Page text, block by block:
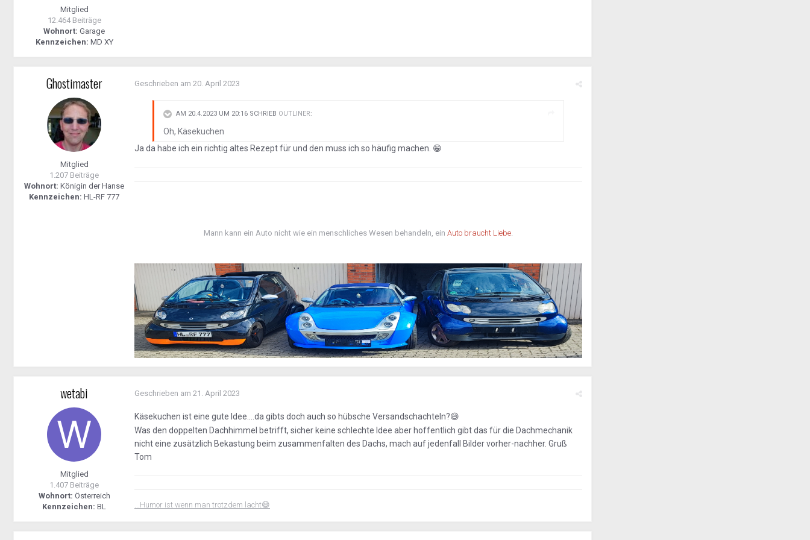
Mitglied
12.464 Beiträge
Wohnort: Garage
Kennzeichen: MD XY
Ghostimaster
Mitglied
1.207 Beiträge
Wohnort: Königin der Hanse
Kennzeichen: HL-RF 777
Geschrieben am 20. April 2023
AM 20.4.2023 UM 20:16 SCHRIEB OUTLINER:
Oh, Käsekuchen
Ja da habe ich ein richtig altes Rezept für und den muss ich so häufig machen. 😁
Mann kann ein Auto nicht wie ein menschliches Wesen behandeln, ein Auto braucht Liebe.
wetabi
Mitglied
1.407 Beiträge
Wohnort: Österreich
Kennzeichen: BL
Geschrieben am 21. April 2023
Käsekuchen ist eine gute Idee....da gibts doch auch so hübsche Versandschachteln?😄
Was den doppelten Dachhimmel betrifft, sicher keine schlechte Idee aber hoffentlich gibt das für die Dachmechanik
nicht eine zusätzlich Bekastung beim zusammenfalten des Dachs, mach auf jedenfall Bilder vorher-nachher. Gruß
Tom
...Humor ist wenn man trotzdem lacht😄